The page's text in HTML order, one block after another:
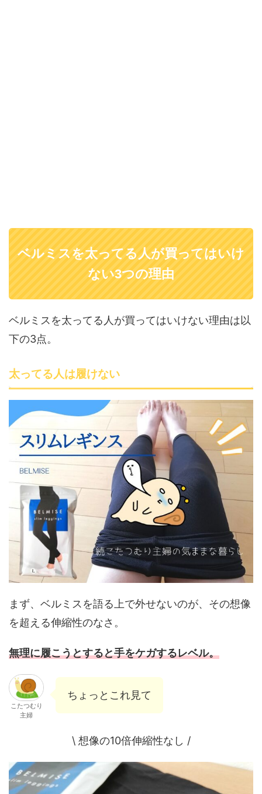
ベルミスを太ってる人が買ってはいけ
ない3つの理由
ベルミスを太ってる人が買ってはいけない理由は以
下の3点。
太ってる人は履けない
まず、ベルミスを語る上で外せないのが、その想像
を超える伸縮性のなさ。
無理に履こうとすると手をケガするレベル。
こたつむり
主婦
ちょっとこれ見て
\ 想像の10倍伸縮性なし /